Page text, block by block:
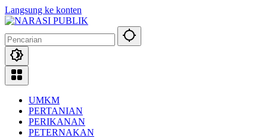
Langsung ke konten
UMKM
PERTANIAN
PERIKANAN
PETERNAKAN